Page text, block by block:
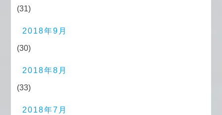
(31)
2018年9月
(30)
2018年8月
(33)
2018年7月